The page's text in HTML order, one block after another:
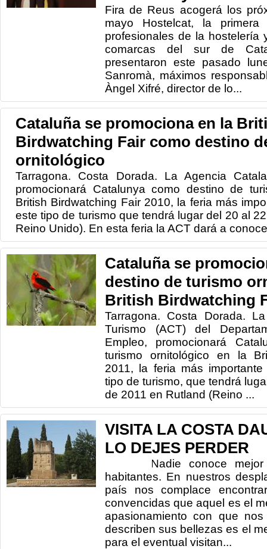
Fira de Reus acogerá los
mayo Hostelcat, la
profesionales de la hostelería
comarcas del sur de
presentaron este pasado
Sanromà, máximos
Àngel Xifré, director de lo...
Cataluña se promociona en la
Birdwatching Fair como destino
ornitológico
Tarragona. Costa Dorada. La Agencia
promocionará Catalunya como destino de
British Birdwatching Fair 2010, la feria más
este tipo de turismo que tendrá lugar del 20 al
Reino Unido). En esta feria la ACT dará a
Cataluña se
destino de turismo
British Birdwatching
Tarragona. Costa Dorada.
Turismo (ACT) del
Empleo, promocionará
turismo ornitológico en la
2011, la feria más
tipo de turismo, que tendrá
de 2011 en Rutland (Reino ...
VISITA LA COSTA
LO DEJES PERDER
Nadie conoce mejor
habitantes. En nuestros
país nos complace
convencidas que aquel es el
apasionamiento con que
describen sus bellezas es el
para el eventual visitan...